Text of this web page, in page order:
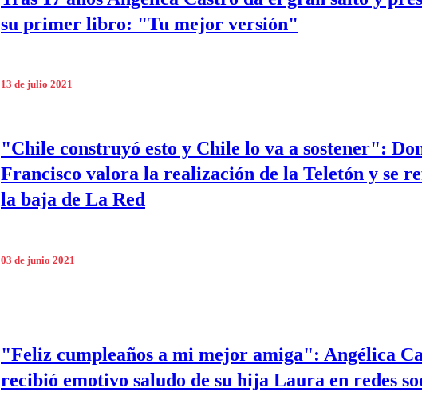
su primer libro: "Tu mejor versión"
13 de julio 2021
"Chile construyó esto y Chile lo va a sostener":
Francisco valora la realización de la Teletón y se
la baja de La Red
03 de junio 2021
"Feliz cumpleaños a mi mejor amiga": Angélica
recibió emotivo saludo de su hija Laura en redes